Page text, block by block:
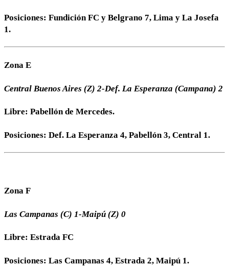
Posiciones: Fundición FC y Belgrano 7, Lima y La Josefa
1.
Zona E
Central Buenos Aires (Z) 2-Def. La Esperanza (Campana) 2
Libre: Pabellón de Mercedes.
Posiciones: Def. La Esperanza 4, Pabellón 3, Central 1.
Zona F
Las Campanas (C) 1-Maipú (Z) 0
Libre: Estrada FC
Posiciones: Las Campanas 4, Estrada 2, Maipú 1.